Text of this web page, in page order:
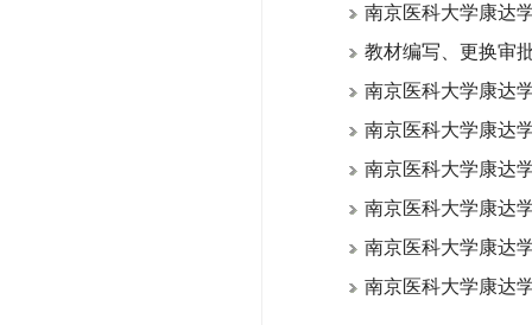
南京医科大学康达
教材编写、更换审
南京医科大学康达
南京医科大学康达
南京医科大学康达
南京医科大学康达
南京医科大学康达
南京医科大学康达